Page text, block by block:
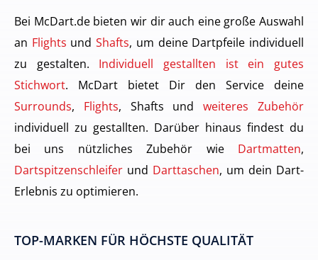
Bei McDart.de bieten wir dir auch eine große Auswahl
an Flights undShafts, um deine Dartpfeile individuell
zu gestalten. Individuell gestallten ist ein gutes
Stichwort. McDart bietet Dir den Service deine
Surrounds, Flights, Shafts undweiteres Zubehör
individuell zu gestallten. Darüber hinaus findest du
bei uns nützliches Zubehör wie Dartmatten,
Dartspitzenschleifer und Darttaschen, um dein Dart-
Erlebnis zu optimieren.
TOP-MARKEN FÜR HÖCHSTE QUALITÄT